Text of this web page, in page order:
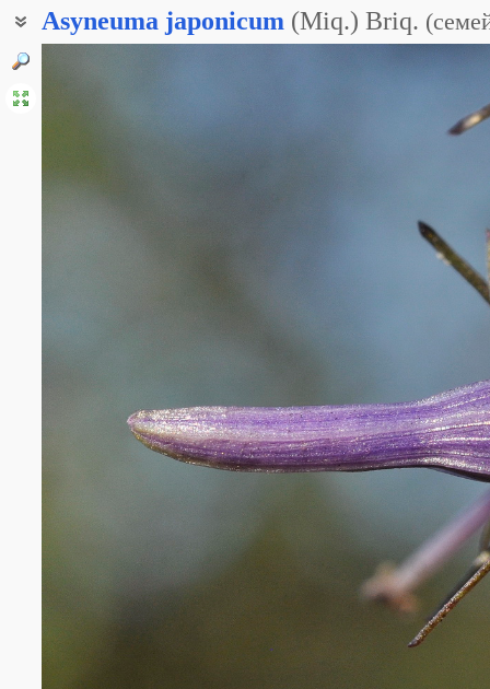
Asyneuma japonicum (Miq.) Briq. (